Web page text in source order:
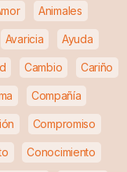
Animales
Avaricia Ayuda
Cambio Cariño
Compañía
Compromiso
Conocimiento